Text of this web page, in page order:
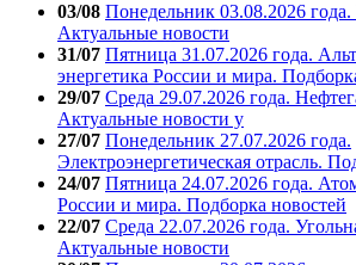
03/08 Понедельник 03.08.2026 года.
Актуальные новости
31/07 Пятница 31.07.2026 года.
энергетика России и мира.
29/07 Среда 29.07.2026 года.
Актуальные новости у
27/07 Понедельник 27.07.2026 года.
Электроэнергетическая отрасль.
24/07 Пятница 24.07.2026 года.
России и мира. Подборка новостей
22/07 Среда 22.07.2026 года.
Актуальные новости